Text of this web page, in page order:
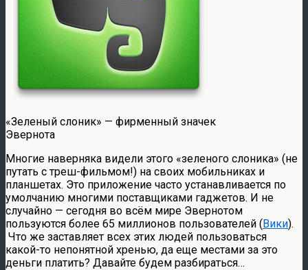
«Зеленый слоник» — фирменный значек
Эвернота
Многие наверняка видели этого «зеленого слоника» (не
путать с треш-фильмом!) на своих мобильниках и
планшетах. Это приложение часто устанавливается по
умолчанию многими поставщиками гаджетов. И не
случайно — сегодня во всём мире Эвернотом
пользуются более 65 миллионов пользователей (Вики).
Что же заставляет всех этих людей пользоваться
какой-то непонятной хренью, да еще местами за это
деньги платить? Давайте будем разбираться…